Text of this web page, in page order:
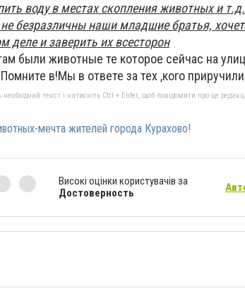
воду в местах скопления животных и т.д.
безразличны наши младшие братья,
деле и заверить их всесторон
были животные те которое сейчас на
в!Мы в ответе за тех ,кого
текст і натисніть Ctrl + Enter, щоб повідомити про це
мечта жителей города Курахово!
Високі оцінки користувачів за
Достоверность